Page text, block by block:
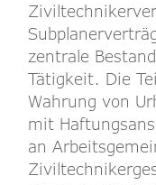
zentrale
Tätigkeit. Die
Wahrung von
mit
an